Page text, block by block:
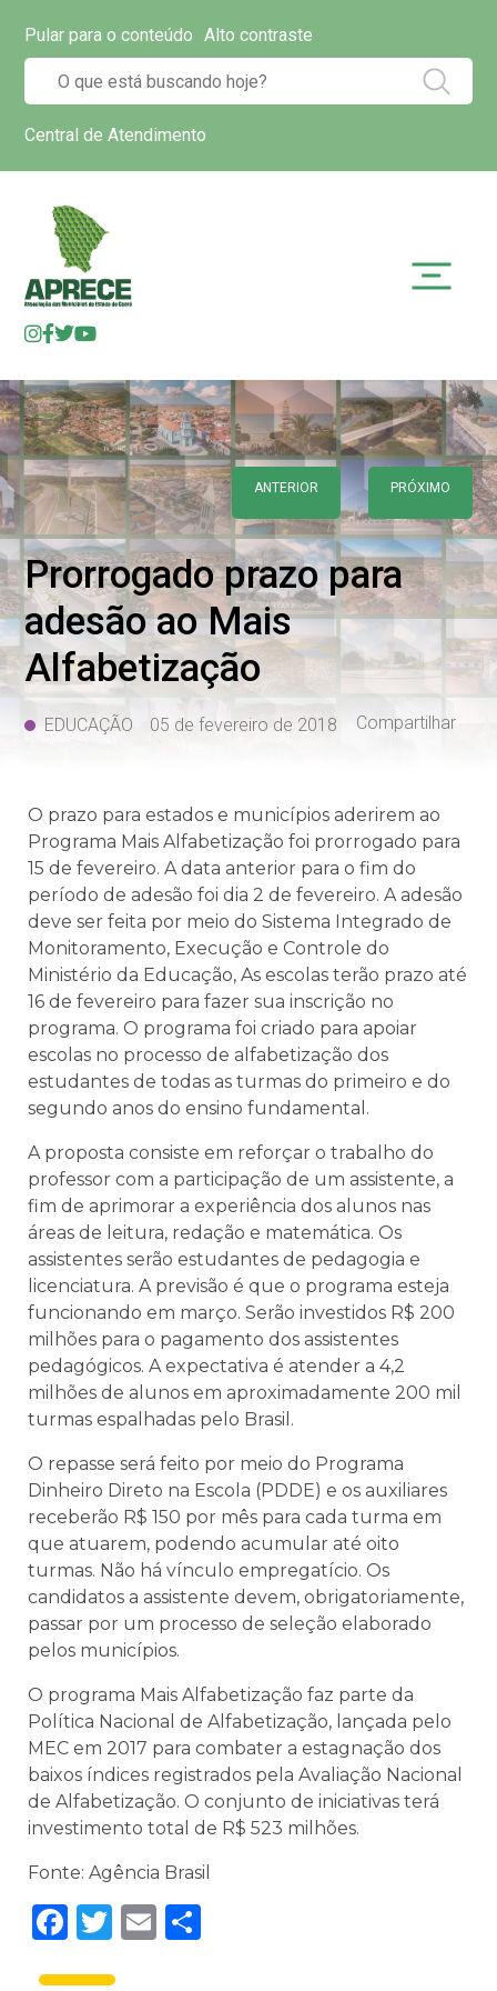
Pular para o conteúdo Alto contraste
Central de Atendimento
ANTERIOR PRÓXIMO
Prorrogado prazo para
adesão ao Mais
Alfabetização
EDUCAÇÃO 05 de fevereiro de 2018 Compartilhar
O prazo para estados e municípios aderirem ao
Programa Mais Alfabetização foi prorrogado para
15 de fevereiro. A data anterior para o fim do
período de adesão foi dia 2 de fevereiro. A adesão
deve ser feita por meio do Sistema Integrado de
Monitoramento, Execução e Controle do
Ministério da Educação, As escolas terão prazo até
16 de fevereiro para fazer sua inscrição no
programa. O programa foi criado para apoiar
escolas no processo de alfabetização dos
estudantes de todas as turmas do primeiro e do
segundo anos do ensino fundamental.
A proposta consiste em reforçar o trabalho do
professor com a participação de um assistente, a
fim de aprimorar a experiência dos alunos nas
áreas de leitura, redação e matemática. Os
assistentes serão estudantes de pedagogia e
licenciatura. A previsão é que o programa esteja
funcionando em março. Serão investidos R$ 200
milhões para o pagamento dos assistentes
pedagógicos. A expectativa é atender a 4,2
milhões de alunos em aproximadamente 200 mil
turmas espalhadas pelo Brasil.
O repasse será feito por meio do Programa
Dinheiro Direto na Escola (PDDE) e os auxiliares
receberão R$ 150 por mês para cada turma em
que atuarem, podendo acumular até oito
turmas. Não há vínculo empregatício. Os
candidatos a assistente devem, obrigatoriamente,
passar por um processo de seleção elaborado
pelos municípios.
O programa Mais Alfabetização faz parte da
Política Nacional de Alfabetização, lançada pelo
MEC em 2017 para combater a estagnação dos
baixos índices registrados pela Avaliação Nacional
de Alfabetização. O conjunto de iniciativas terá
investimento total de R$ 523 milhões.
Fonte: Agência Brasil
Facebook
Twitter
Email